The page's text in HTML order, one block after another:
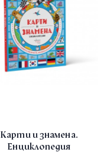
Карти и знамена.
Енциклопедия